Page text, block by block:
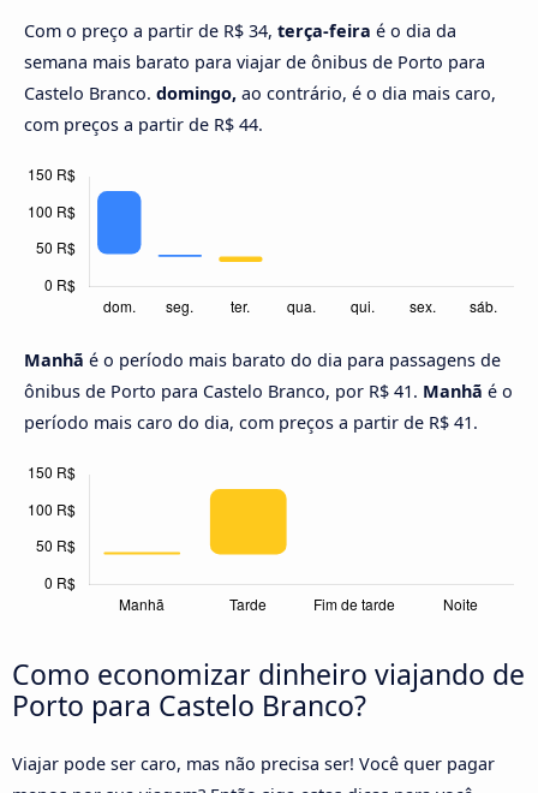
Com o preço a partir de R$ 34, terça-feira é o dia da
semana mais barato para viajar de ônibus de Porto para
Castelo Branco. domingo, ao contrário, é o dia mais caro,
com preços a partir de R$ 44.
Manhã é o período mais barato do dia para passagens de
ônibus de Porto para Castelo Branco, por R$ 41. Manhã é o
período mais caro do dia, com preços a partir de R$ 41.
Como economizar dinheiro viajando de
Porto para Castelo Branco?
Viajar pode ser caro, mas não precisa ser! Você quer pagar